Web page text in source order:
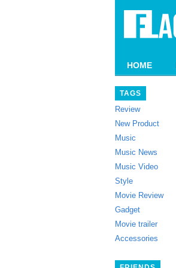
HOME
TAGS
Review
New Product
Music
Music News
Music Video
Style
Movie Review
Gadget
Movie trailer
Accessories